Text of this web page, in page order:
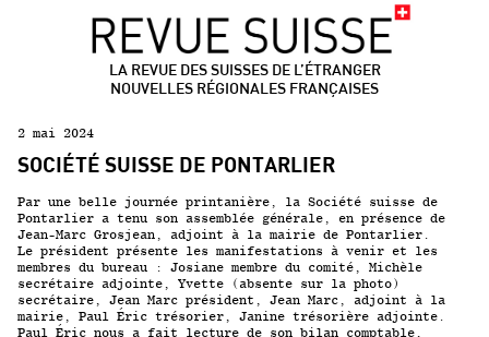
LA REVUE DES SUISSES DE L’ÉTRANGER
NOUVELLES RÉGIONALES FRANÇAISES
2 mai 2024
SOCIÉTÉ SUISSE DE PONTARLIER
Par une belle journée printanière, la Société suisse de
Pontarlier a tenu son assemblée générale, en présence de
Jean-Marc Grosjean, adjoint à la mairie de Pontarlier.
Le président présente les manifestations à venir et les
membres du bureau : Josiane membre du comité, Michèle
secrétaire adjointe, Yvette (absente sur la photo)
secrétaire, Jean Marc président, Jean Marc, adjoint à la
mairie, Paul Éric trésorier, Janine trésorière adjointe.
Paul Éric nous a fait lecture de son bilan comptable,